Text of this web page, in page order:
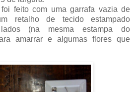
feito com uma garrafa vazia de
retalho de tecido estampado
(na mesma estampa do
amarrar e algumas flores que